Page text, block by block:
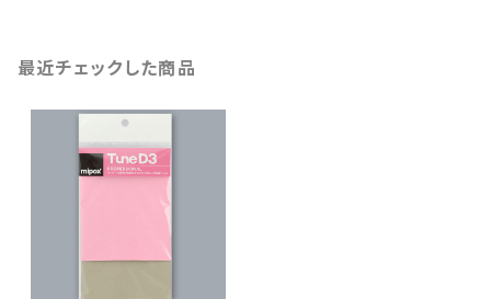
最近チェックした商品